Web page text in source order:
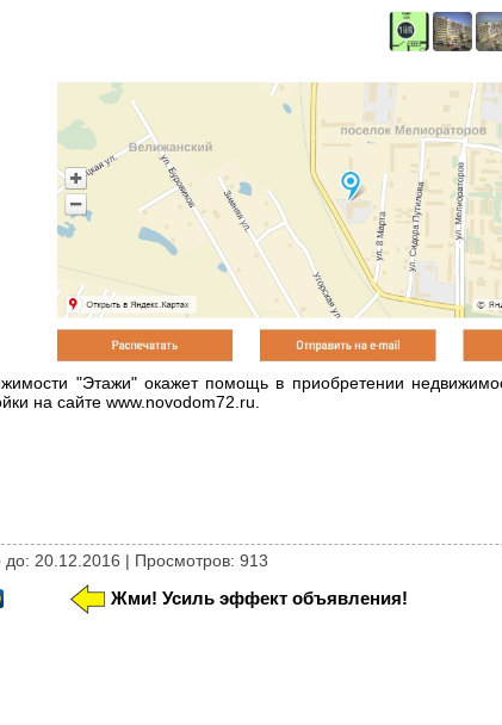
"Этажи" окажет помощь в приобретении
на сайте www.novodom72.ru.
20.12.2016 | Просмотров: 913
Жми! Усиль эффект объявления!